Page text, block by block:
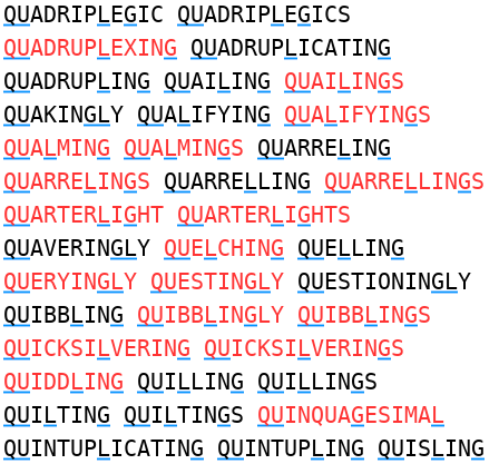
QUADRIPLEGIC QUADRIPLEGICS
QUADRUPLEXING QUADRUPLICATING
QUADRUPLING QUAILING QUAILINGS
QUAKINGLY QUALIFYING QUALIFYINGS
QUALMING QUALMINGS QUARRELING
QUARRELINGS QUARRELLING QUARRELLINGS
QUARTERLIGHT QUARTERLIGHTS
QUAVERINGLY QUELCHING QUELLING
QUERYINGLY QUESTINGLY QUESTIONINGLY
QUIBBLING QUIBBLINGLY QUIBBLINGS
QUICKSILVERING QUICKSILVERINGS
QUIDDLING QUILLING QUILLINGS
QUILTING QUILTINGS QUINQUAGESIMAL
QUINTUPLICATING QUINTUPLING QUISLING